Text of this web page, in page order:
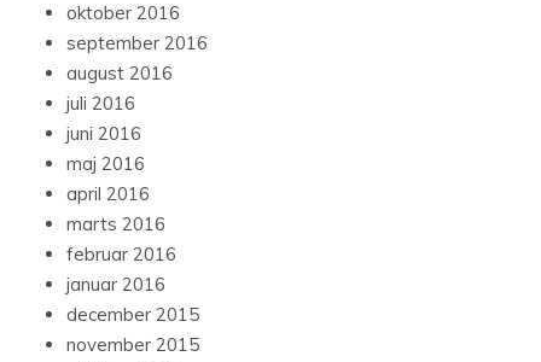
oktober 2016
september 2016
august 2016
juli 2016
juni 2016
maj 2016
april 2016
marts 2016
februar 2016
januar 2016
december 2015
november 2015